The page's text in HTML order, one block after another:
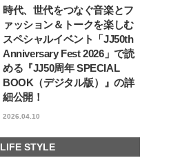
時代、世代をつなぐ音楽とフ
ァッション＆トークを楽しむ
スペシャルイベント「JJ50th
Anniversary Fest 2026」で読
める『JJ50周年 SPECIAL
BOOK（デジタル版）』の詳
細公開！
2026.04.10
LIFE STYLE